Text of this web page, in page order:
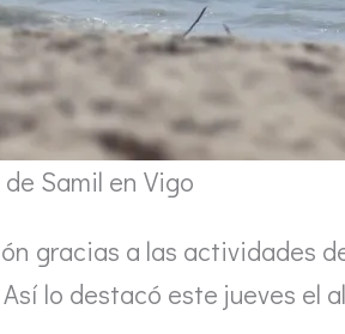
de Samil en Vigo
gracias a las actividades
lo destacó este jueves el